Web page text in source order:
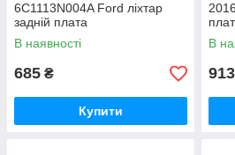
6C1113N004A Ford ліхтар
задній плата
В наявності
685 ₴
Купити
В
913